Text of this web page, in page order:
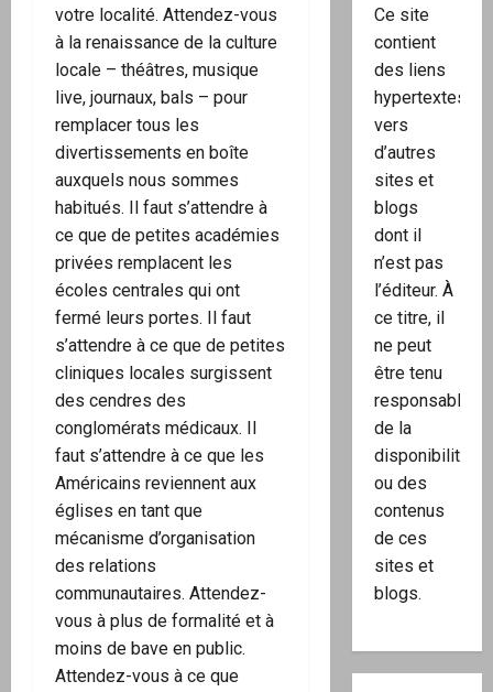
votre localité. Attendez-vous
à la renaissance de la culture
locale – théâtres, musique
live, journaux, bals – pour
remplacer tous les
divertissements en boîte
auxquels nous sommes
habitués. Il faut s’attendre à
ce que de petites académies
privées remplacent les
écoles centrales qui ont
fermé leurs portes. Il faut
s’attendre à ce que de petites
cliniques locales surgissent
des cendres des
conglomérats médicaux. Il
faut s’attendre à ce que les
Américains reviennent aux
églises en tant que
mécanisme d’organisation
des relations
communautaires. Attendez-
vous à plus de formalité et à
moins de bave en public.
Attendez-vous à ce que
Ce site
contient
des liens
hypertextes
vers
d’autres
sites et
blogs
dont il
n’est pas
l’éditeur. À
ce titre, il
ne peut
être tenu
responsable
de la
disponibilité
ou des
contenus
de ces
sites et
blogs.